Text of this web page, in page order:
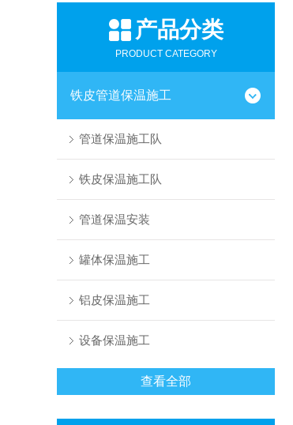
产品分类
PRODUCT CATEGORY
铁皮管道保温施工
管道保温施工队
铁皮保温施工队
管道保温安装
罐体保温施工
铝皮保温施工
设备保温施工
查看全部